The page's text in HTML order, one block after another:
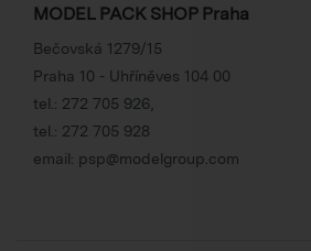
MODEL PACK SHOP Praha
Bečovská 1279/15
Praha 10 - Uhříněves 104 00
tel.: 272 705 926
tel.: 272 705 928
email: psp@modelgroup.com